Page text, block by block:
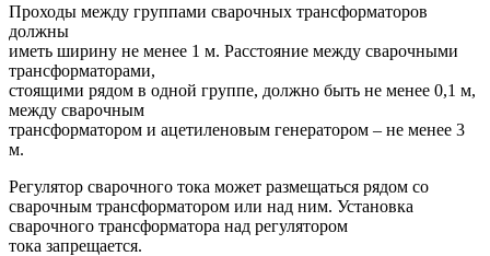
Проходы между группами сварочных трансформаторов
должны
иметь ширину не менее 1 м. Расстояние между сварочными
трансформаторами,
стоящими рядом в одной группе, должно быть не менее 0,1 м,
между сварочным
трансформатором и ацетиленовым генератором – не менее 3
м.
Регулятор сварочного тока может размещаться рядом со
сварочным трансформатором или над ним. Установка
сварочного трансформатора над регулятором
тока запрещается.